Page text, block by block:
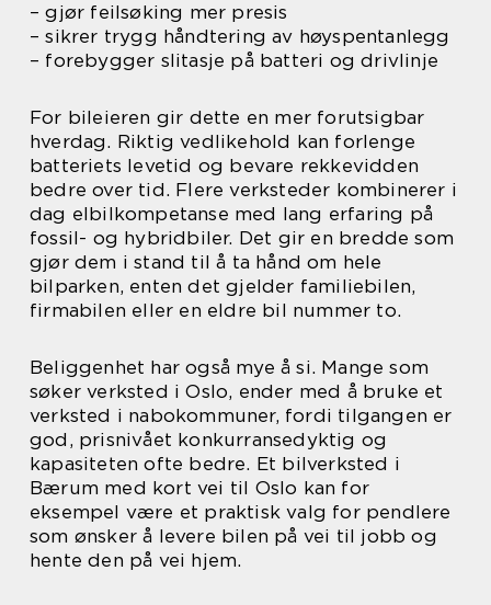
– gjør feilsøking mer presis
– sikrer trygg håndtering av høyspentanlegg
– forebygger slitasje på batteri og drivlinje
For bileieren gir dette en mer forutsigbar
hverdag. Riktig vedlikehold kan forlenge
batteriets levetid og bevare rekkevidden
bedre over tid. Flere verksteder kombinerer i
dag elbilkompetanse med lang erfaring på
fossil- og hybridbiler. Det gir en bredde som
gjør dem i stand til å ta hånd om hele
bilparken, enten det gjelder familiebilen,
firmabilen eller en eldre bil nummer to.
Beliggenhet har også mye å si. Mange som
søker verksted i Oslo, ender med å bruke et
verksted i nabokommuner, fordi tilgangen er
god, prisnivået konkurransedyktig og
kapasiteten ofte bedre. Et bilverksted i
Bærum med kort vei til Oslo kan for
eksempel være et praktisk valg for pendlere
som ønsker å levere bilen på vei til jobb og
hente den på vei hjem.